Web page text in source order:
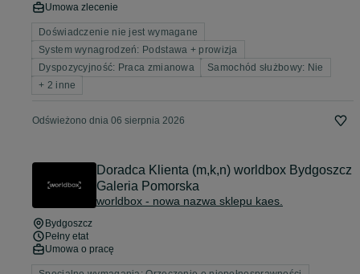
Umowa zlecenie
Doświadczenie nie jest wymagane
System wynagrodzeń: Podstawa + prowizja
Dyspozycyjność: Praca zmianowa
Samochód służbowy: Nie
+ 2 inne
Odświeżono dnia 06 sierpnia 2026
Doradca Klienta (m,k,n) worldbox Bydgoszcz
Galeria Pomorska
worldbox - nowa nazwa sklepu kaes.
Bydgoszcz
Pełny etat
Umowa o pracę